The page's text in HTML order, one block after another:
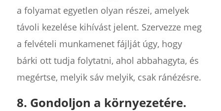
a folyamat egyetlen olyan részei, amelyek
távoli kezelése kihívást jelent. Szervezze meg
a felvételi munkamenet fájlját úgy, hogy
bárki ott tudja folytatni, ahol abbahagyta, és
megértse, melyik sáv melyik, csak ránézésre.
8. Gondoljon a környezetére.